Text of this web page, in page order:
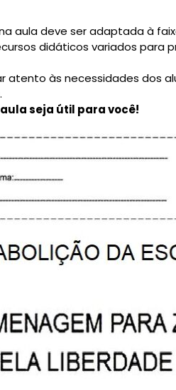
aula deve ser adaptada à
didáticos variados para
atento às necessidades dos
seja útil para você!